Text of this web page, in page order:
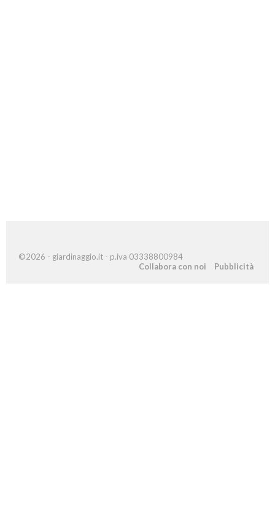
©2026 - giardinaggio.it - p.iva 03338800984
Collabora con noi
Pubblicità